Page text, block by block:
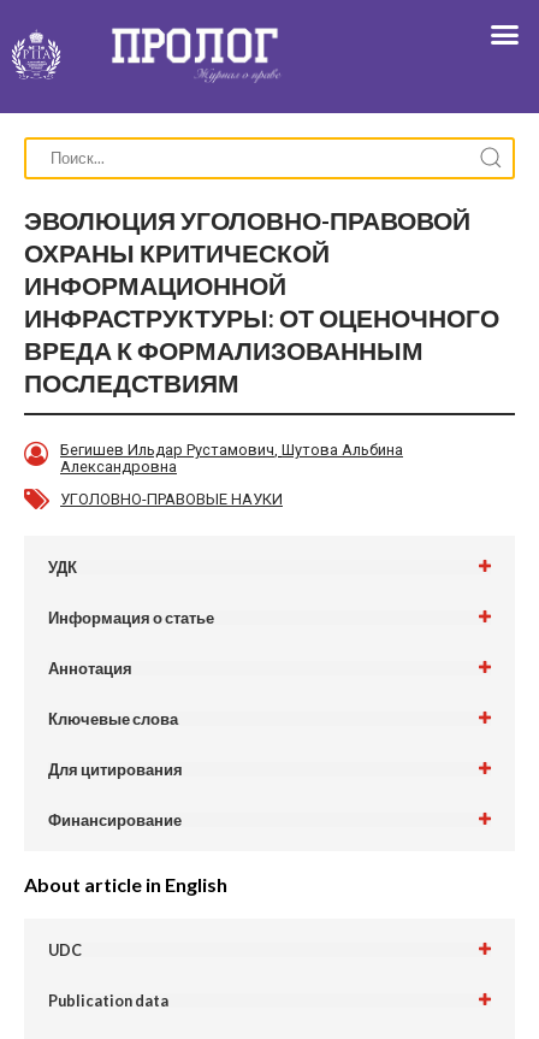
ЭВОЛЮЦИЯ УГОЛОВНО-ПРАВОВОЙ
ОХРАНЫ КРИТИЧЕСКОЙ
ИНФОРМАЦИОННОЙ
ИНФРАСТРУКТУРЫ: ОТ ОЦЕНОЧНОГО
ВРЕДА К ФОРМАЛИЗОВАННЫМ
ПОСЛЕДСТВИЯМ
Бегишев Ильдар Рустамович Шутова Альбина
Александровна
УГОЛОВНО-ПРАВОВЫЕ НАУКИ
УДК
Информация о статье
Аннотация
Ключевые слова
Для цитирования
Финансирование
About article in English
UDC
Publication data